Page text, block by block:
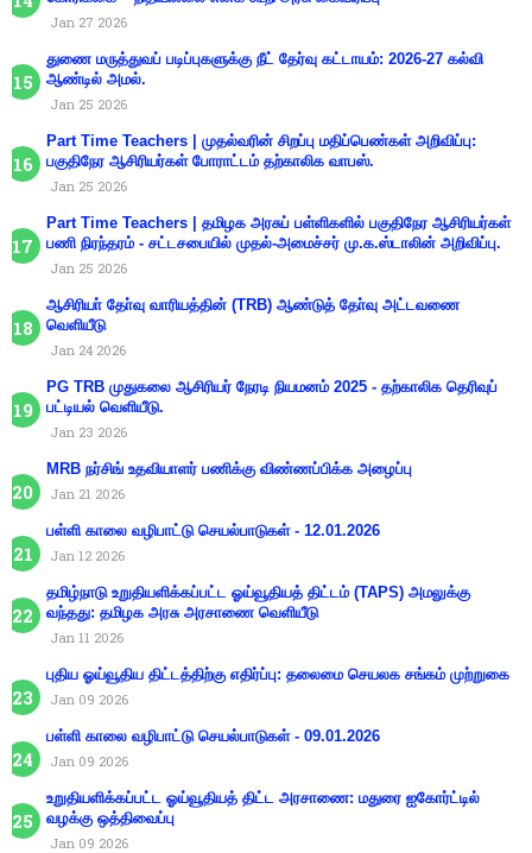
Jan 27 2026
துணை மருத்துவப் படிப்புகளுக்கு நீட் தேர்வு கட்டாயம்: 2026-27 கல்வி
ஆண்டில் அமல்.
Jan 25 2026
Part Time Teachers | முதல்வரின் சிறப்பு மதிப்பெண்கள் அறிவிப்பு:
பகுதிநேர ஆசிரியர்கள் போராட்டம் தற்காலிக வாபஸ்.
Jan 25 2026
Part Time Teachers | தமிழக அரசுப் பள்ளிகளில் பகுதிநேர ஆசிரியர்கள்
பணி நிரந்தரம் - சட்டசபையில் முதல்-அமைச்சர் மு.க.ஸ்டாலின் அறிவிப்பு.
Jan 25 2026
ஆசிரியா் தோ்வு வாரியத்தின் (TRB) ஆண்டுத் தோ்வு அட்டவணை
வெளியீடு
Jan 24 2026
PG TRB முதுகலை ஆசிரியர் நேரடி நியமனம் 2025 - தற்காலிக தெரிவுப்
பட்டியல் வெளியீடு.
Jan 23 2026
MRB நர்சிங் உதவியாளர் பணிக்கு விண்ணப்பிக்க அழைப்பு
Jan 21 2026
பள்ளி காலை வழிபாட்டு செயல்பாடுகள் - 12.01.2026
Jan 12 2026
தமிழ்நாடு உறுதியளிக்கப்பட்ட ஓய்வூதியத் திட்டம் (TAPS) அமலுக்கு
வந்தது: தமிழக அரசு அரசாணை வெளியீடு
Jan 11 2026
புதிய ஓய்வூதிய திட்டத்திற்கு எதிர்ப்பு: தலைமை செயலக சங்கம் முற்றுகை
Jan 09 2026
பள்ளி காலை வழிபாட்டு செயல்பாடுகள் - 09.01.2026
Jan 09 2026
உறுதியளிக்கப்பட்ட ஓய்வூதியத் திட்ட அரசாணை: மதுரை ஐகோர்ட்டில்
வழக்கு ஒத்திவைப்பு
Jan 09 2026